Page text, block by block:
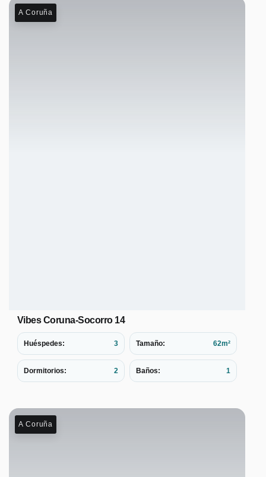
A Coruña
Vibes Coruna-Socorro 14
Huéspedes: 3 Tamaño: 62m²
Dormitorios: 2 Baños: 1
A Coruña